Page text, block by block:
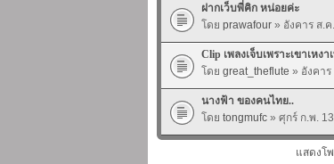
ฝากเว็บพี่คิก หน่อยค่ะ
โดย prawafour » อังคาร ส.
Clip เพลงเจ็บเพราะเขาเหง
โดย great_theflute » อังคา
นางฟ้า ของคนไทย..
โดย tongmufc » ศุกร์ ก.พ.
แสดงโ